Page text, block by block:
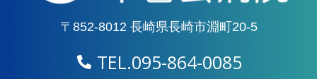
〒852-8012 長崎県長崎市淵町20-5
TEL.095-864-0085